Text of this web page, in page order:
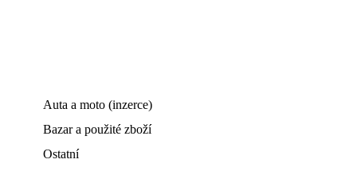
Auta a moto (inzerce)
Bazar a použité zboží
Ostatní